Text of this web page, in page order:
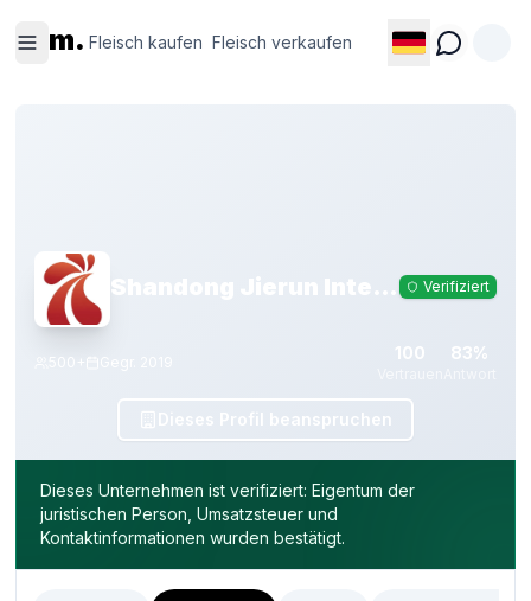
m. Fleisch kaufen Fleisch verkaufen
kaufen
verkaufen
Shandong Jierun International Trade Co., Ltd Verifiziert
500+ 100 83%
Dieses Profil beanspruchen
Dieses Unternehmen ist verifiziert: Eigentum der
juristischen Person, Umsatzsteuer und
Kontaktinformationen wurden bestätigt.